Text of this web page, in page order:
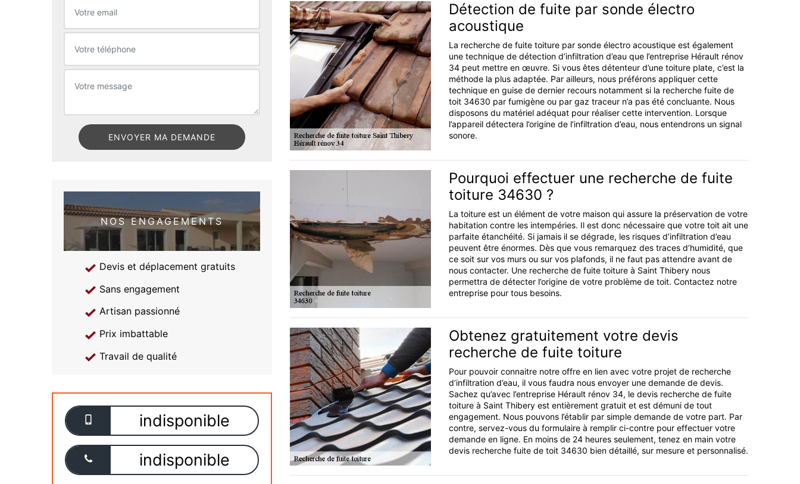
NOS ENGAGEMENTS
Devis et déplacement gratuits
Sans engagement
Artisan passionné
Prix imbattable
Travail de qualité
indisponible
indisponible
Détection de fuite par sonde électro
acoustique
La recherche de fuite toiture par sonde électro acoustique est également
une technique de détection d’infiltration d’eau que l’entreprise Hérault rénov
34 peut mettre en œuvre. Si vous êtes détenteur d’une toiture plate, c’est la
méthode la plus adaptée. Par ailleurs, nous préférons appliquer cette
technique en guise de dernier recours notamment si la recherche fuite de
toit 34630 par fumigène ou par gaz traceur n’a pas été concluante. Nous
disposons du matériel adéquat pour réaliser cette intervention. Lorsque
l’appareil détectera l’origine de l’infiltration d’eau, nous entendrons un signal
sonore.
Pourquoi effectuer une recherche de fuite
toiture 34630 ?
La toiture est un élément de votre maison qui assure la préservation de votre
habitation contre les intempéries. Il est donc nécessaire que votre toit ait une
parfaite étanchéité. Si jamais il se dégrade, les risques d’infiltration d’eau
peuvent être énormes. Dès que vous remarquez des traces d’humidité, que
ce soit sur vos murs ou sur vos plafonds, il ne faut pas attendre avant de
nous contacter. Une recherche de fuite toiture à Saint Thibery nous
permettra de détecter l’origine de votre problème de toit. Contactez notre
entreprise pour tous besoins.
Obtenez gratuitement votre devis
recherche de fuite toiture
Pour pouvoir connaitre notre offre en lien avec votre projet de recherche
d’infiltration d’eau, il vous faudra nous envoyer une demande de devis.
Sachez qu’avec l’entreprise Hérault rénov 34, le devis recherche de fuite
toiture à Saint Thibery est entièrement gratuit et est démuni de tout
engagement. Nous pouvons l’établir par simple demande de votre part. Par
contre, servez-vous du formulaire à remplir ci-contre pour effectuer votre
demande en ligne. En moins de 24 heures seulement, tenez en main votre
devis recherche fuite de toit 34630 bien détaillé, sur mesure et personnalisé.